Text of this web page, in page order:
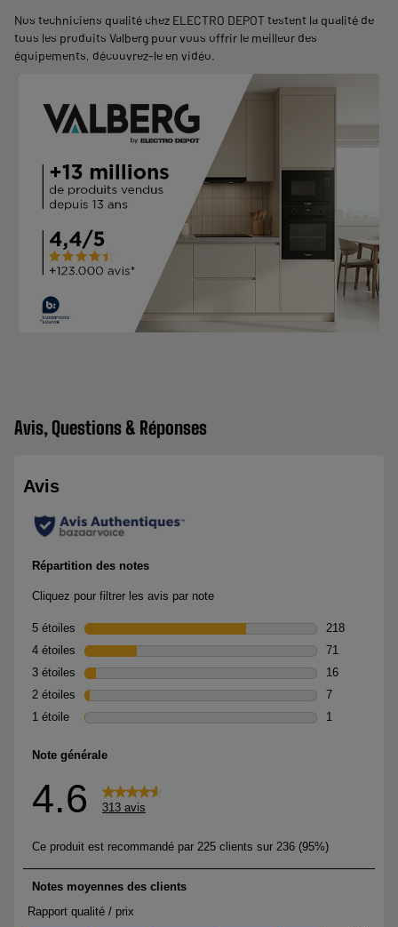
Nos techniciens qualité chez ELECTRO DEPOT testent la qualité de
tous les produits Valberg pour vous offrir le meilleur des
équipements, découvrez-le en vidéo.
Avis, Questions & Réponses